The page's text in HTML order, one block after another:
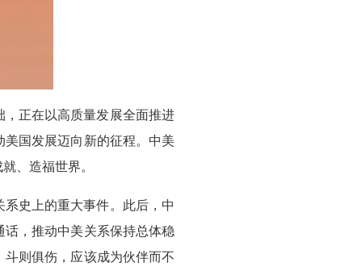
，正在以高质量发展全面推进
国发展迈向新的征程。中美
、造福世界。
史上的重大事件。此后，中
，推动中美关系保持总体稳
则俱伤，应该成为伙伴而不